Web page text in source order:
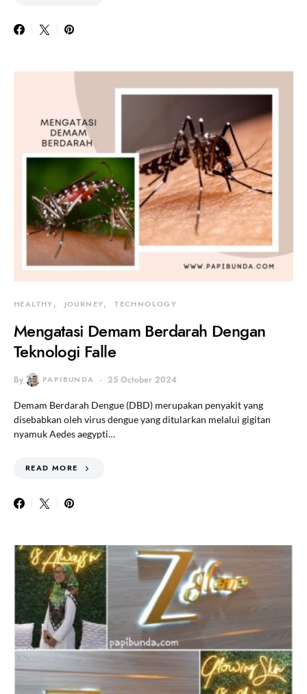
HEALTHY JOURNEY TECHNOLOGY
Mengatasi Demam Berdarah Dengan
Teknologi Falle
By PAPIBUNDA 25 October 2024
Demam Berdarah Dengue (DBD) merupakan penyakit yang
disebabkan oleh virus dengue yang ditularkan melalui gigitan
nyamuk Aedes aegypti…
READ MORE